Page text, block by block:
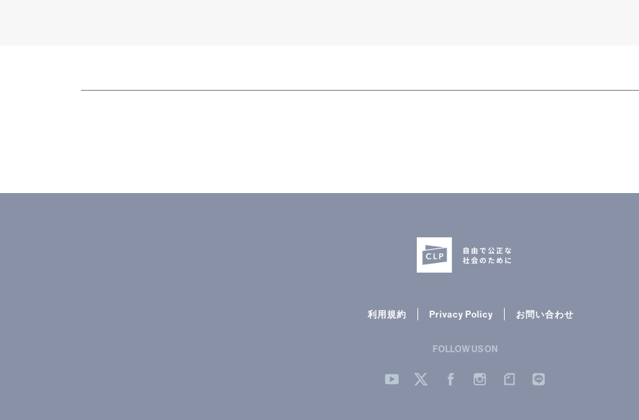
利用規約 Privacy Policy お問い合わせ
FOLLOW US ON